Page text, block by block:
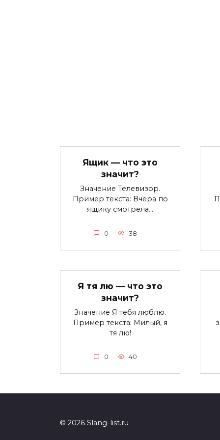
Ящик — что это
значит?
Значение Телевизор.
Пример текста: Вчера по
ящику смотрела…
0 38
Я тя лю — что это
значит?
Значение Я тебя люблю.
Пример текста: Милый, я
тя лю!
0 40
© 2026 Slang-list.ru